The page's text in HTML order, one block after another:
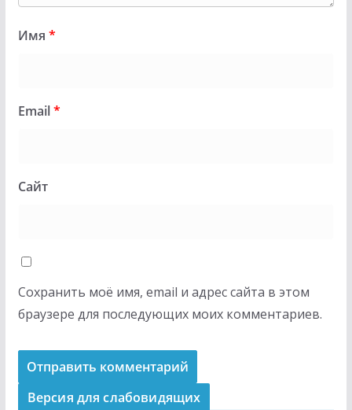
Имя *
Email*
Сайт
Сохранить моё имя, email и адрес сайта в этом
браузере для последующих моих комментариев.
Версия для слабовидящих